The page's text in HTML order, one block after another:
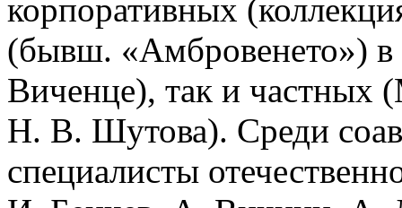
корпоративных
(бывш. «Амбровенето»)
Виченце), так и частных
Н. В. Шутова). Среди
специалисты